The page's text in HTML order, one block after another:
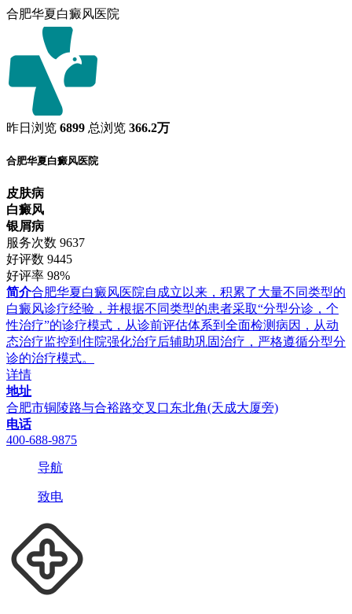
合肥华夏白癜风医院
昨日浏览 6899 总浏览 366.2万
合肥华夏白癜风医院
皮肤病
白癜风
银屑病
服务次数 9637
好评数 9445
好评率 98%
简介合肥华夏白癜风医院自成立以来，积累了大量不同类型的
白癜风诊疗经验，并根据不同类型的患者采取“分型分诊，个
性治疗”的诊疗模式，从诊前评估体系到全面检测病因，从动
态治疗监控到住院强化治疗后辅助巩固治疗，严格遵循分型分
诊的治疗模式。
详情
地址
合肥市铜陵路与合裕路交叉口东北角(天成大厦旁)
电话
400-688-9875
导航
致电